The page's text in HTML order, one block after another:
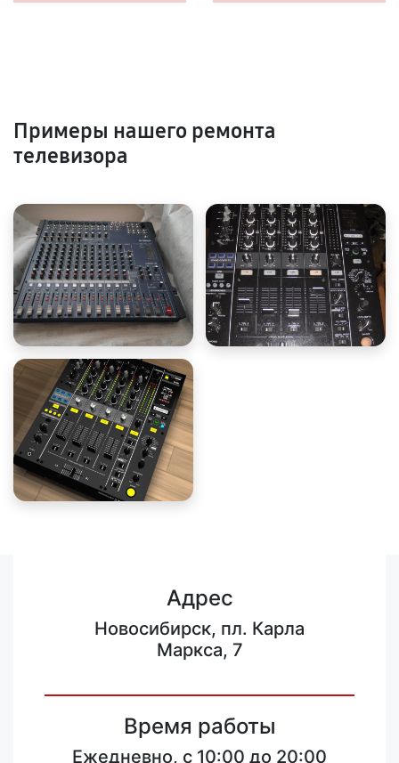
Примеры нашего ремонта
телевизора
Адрес
Новосибирск, пл. Карла
Маркса, 7
Время работы
Ежедневно, с 10:00 до 20:00